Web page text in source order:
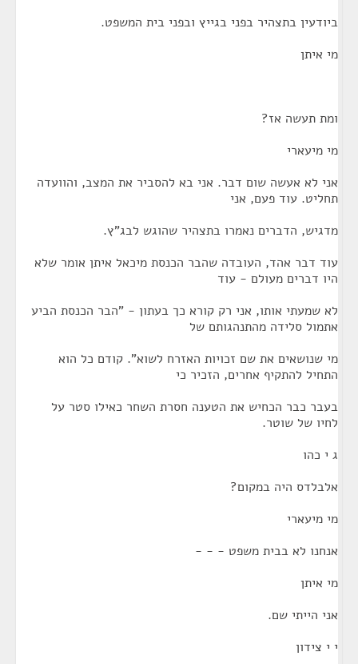
ביודעין בתצהיר בפני בגייץ ובפני בית המשפט.
מי איתן
ומת תעשה אז?
מי מיעארי
אני לא אעשה שום דבר. אני בא להסביר את המצב, והוועדה
תחליט. עוד פעם, אני
מדגיש, הדברים נאמרו בתצהיר שהוגש לבג"ץ.
עוד דבר אהד, העובדה שהבר הכנסת מיכאל איתן אומר שלא
היו דברים מעולם - עוד
לא שמעתי אותו, אני רק קורא כך בעתון - "הבר הכנסת הביע
אתמול סלידה מהתנהגותם של
מי שנושאים את שם זכויות האזרח לשוא". קודם כל הוא
התחיל להתקיף אחרים, הזכיר כי
בעבר כבר הכחיש את הטענה חסרת השחר כאילו סטר על
לחיו של שוטר.
ג י כהו
אלבלדס היה במקום?
מי מיעארי
אנחנו לא בבית משפט - - -
מי איתן
אני הייתי שם.
י י צידון